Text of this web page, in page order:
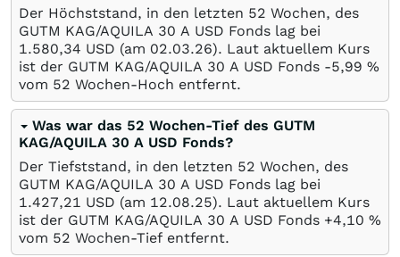
Der Höchststand, in den letzten 52 Wochen, des
GUTM KAG/AQUILA 30 A USD Fonds lag bei
1.580,34 USD (am 02.03.26). Laut aktuellem Kurs
ist der GUTM KAG/AQUILA 30 A USD Fonds -5,99 %
vom 52 Wochen-Hoch entfernt.
Was war das 52 Wochen-Tief des GUTM
KAG/AQUILA 30 A USD Fonds?
Der Tiefststand, in den letzten 52 Wochen, des
GUTM KAG/AQUILA 30 A USD Fonds lag bei
1.427,21 USD (am 12.08.25). Laut aktuellem Kurs
ist der GUTM KAG/AQUILA 30 A USD Fonds +4,10 %
vom 52 Wochen-Tief entfernt.